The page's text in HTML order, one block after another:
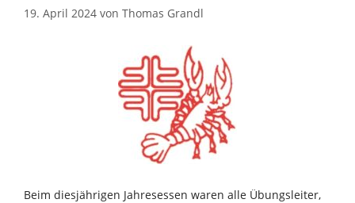
19. April 2024 von Thomas Grandl
Beim diesjährigen Jahresessen waren alle Übungsleiter,